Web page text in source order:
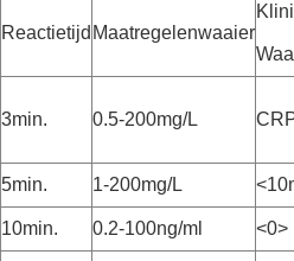
Reactietijd Maatregelenwaaier
3min. 0.5-200mg/L
5min. 1-200mg/L
10min. 0.2-100ng/ml <0>